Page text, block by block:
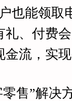
也能领取
、付费
流，实
售”解决